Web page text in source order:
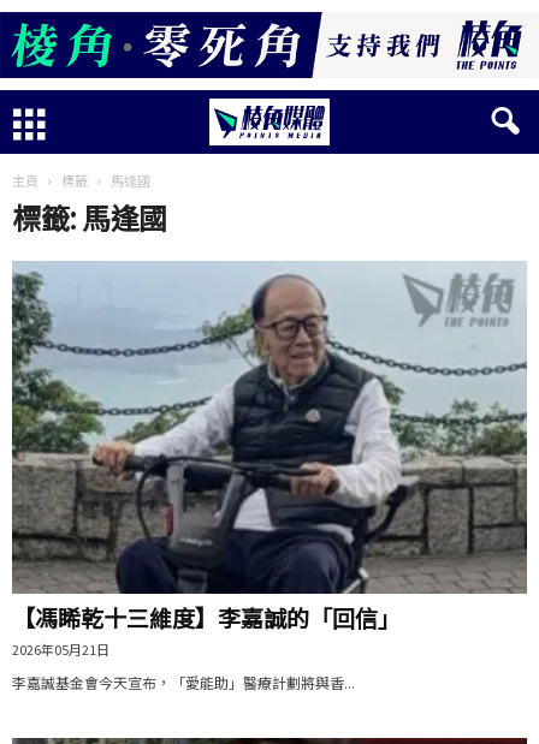
主頁 標籤 馬逢國
標籤: 馬逢國
【馮睎乾十三維度】李嘉誠的「回信」
2026年05月21日
李嘉誠基金會今天宣布，「愛能助」醫療計劃將與香...